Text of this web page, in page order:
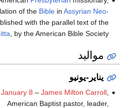
of the Biblein Assyrian Neo-
with the parallel text of the
, by the American Bible Society.
مواليد
يناير-يونيو
January 8 – James Milton Carroll,
American Baptist pastor, leader,